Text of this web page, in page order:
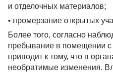
и отделочных материалов;
• промерзание открытых
Более того, согласно
пребывание в помещении
приводит к тому, что в
необратимые изменения.